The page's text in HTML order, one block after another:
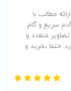
مطالب با
سریع و گام
متعدد و
حتما بخرید و